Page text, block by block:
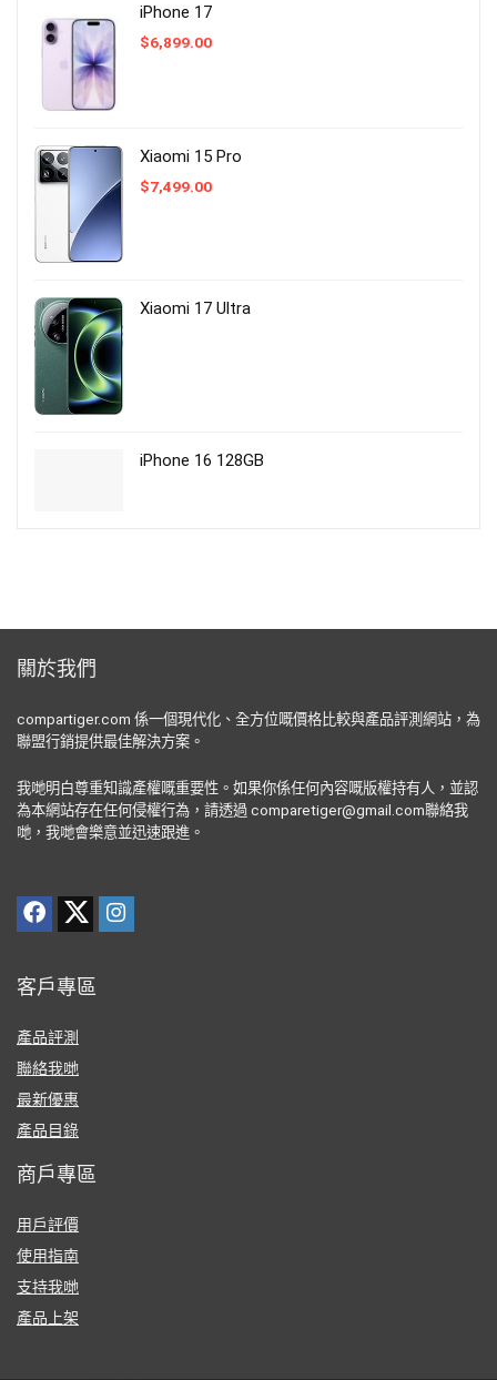
iPhone 17
$6,899.00
Xiaomi 15 Pro
$7,499.00
Xiaomi 17 Ultra
iPhone 16 128GB
關於我們
compartiger.com 係一個現代化、全方位嘅價格比較與產品評測網站，為
聯盟行銷提供最佳解決方案。
我哋明白尊重知識產權嘅重要性。如果你係任何內容嘅版權持有人，並認
為本網站存在任何侵權行為，請透過 comparetiger@gmail.com聯絡我
哋，我哋會樂意並迅速跟進。
客戶專區
產品評測
聯絡我哋
最新優惠
產品目錄
商戶專區
用戶評價
使用指南
支持我哋
產品上架